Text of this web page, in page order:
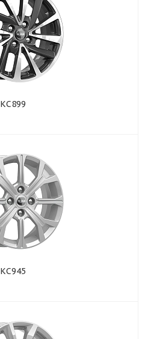
КС899
КС945